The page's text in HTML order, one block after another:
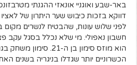
באר-שבע ואוגניי אונאזי ההגנתי
דווקא בזכות כיבוש שער היתרון של
לפני שלוש עונות, שהבטיח לנשרים מקום
חשבון נאפולי. מי שלא נכלל בסגל עקב
הוא מוזס סימון בן ה-21.
הכשרוניים יותר שגדלו בניגריה בשנים